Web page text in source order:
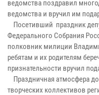
ведомства поздравил
ведомства и вручил им
Посетивший праздник
Федерального Собрания
полковник милиции
ребятам и их родителям
признательности вручил
Праздничная атмосфера
творческих коллективов